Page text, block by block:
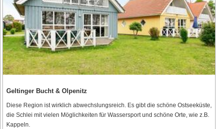
Geltinger Bucht & Olpenitz
Diese Region ist wirklich abwechslungsreich. Es gibt die schöne Ostseeküste,
die Schlei mit vielen Möglichkeiten für Wassersport und schöne Orte, wie z.B.
Kappeln.